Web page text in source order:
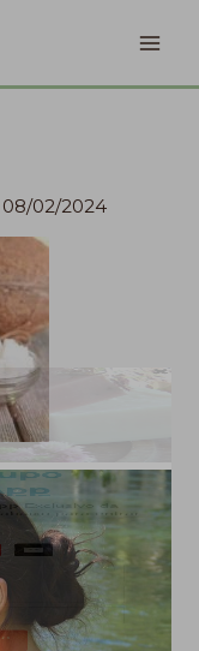
08/02/2024